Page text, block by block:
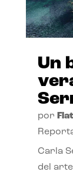
Un
por
Carla
del